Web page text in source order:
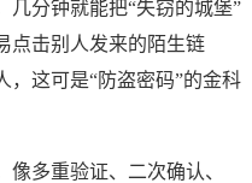
几分钟就能把“失窃的城堡”
点击别人发来的陌生链
，这可是“防盗密码”的金科
多重验证、二次确认、